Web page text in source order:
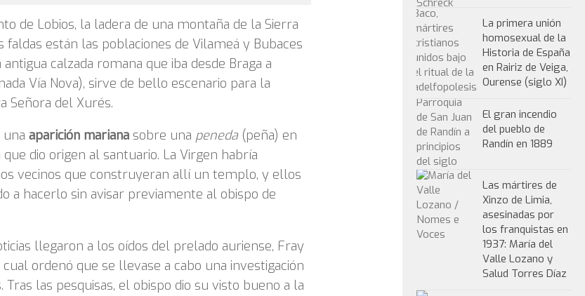
de Lobios, la ladera de una montaña de la Sierra
faldas están las poblaciones de Vilameá y Bubaces
calzada romana que iba desde Braga a
Vía Nova), sirve de bello escenario para la
Señora del Xurés.
una aparición mariana sobre una peneda(peña) en
dio origen al santuario. La Virgen habría
vecinos que construyeran allí un templo, y ellos
a hacerlo sin avisar previamente al obispo de
llegaron a los oídos del prelado auriense, Fray
cual ordenó que se llevase a cabo una investigación
Tras las pesquisas, el obispo dio su visto bueno a la
La primera unión
homosexual de la
Historia de España
en Rairiz de Veiga,
Ourense (siglo XI)
El gran incendio
del pueblo de
Randín en 1889
Las mártires de
Xinzo de Limia,
asesinadas por
los franquistas en
1937: María del
Valle Lozano y
Salud Torres Díaz